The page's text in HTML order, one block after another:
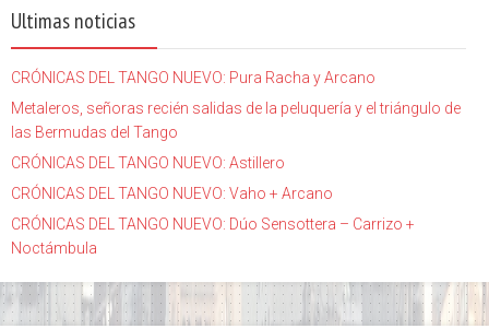
Ultimas noticias
CRÓNICAS DEL TANGO NUEVO: Pura Racha y Arcano
Metaleros, señoras recién salidas de la peluquería y el triángulo de
las Bermudas del Tango
CRÓNICAS DEL TANGO NUEVO: Astillero
CRÓNICAS DEL TANGO NUEVO: Vaho + Arcano
CRÓNICAS DEL TANGO NUEVO: Dúo Sensottera – Carrizo +
Noctámbula